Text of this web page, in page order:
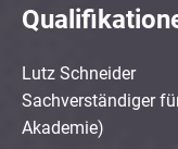
Lutz Schneider
Sachverständiger
Akademie)